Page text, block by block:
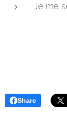
Je me
Share